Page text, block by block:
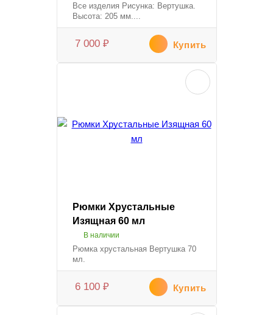
Все изделия Рисунка: Вертушка.
Высота: 205 мм....
7 000 ₽ Купить
Рюмки Хрустальные
Изящная 60 мл
В наличии
Рюмка хрустальная Вертушка 70
мл.
6 100 ₽ Купить